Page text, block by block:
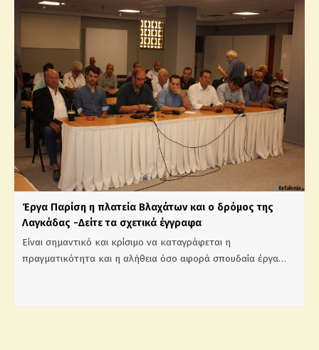
Έργα Παρίση η πλατεία Βλαχάτων και ο δρόμος της
Λαγκάδας -Δείτε τα σχετικά έγγραφα
Είναι σημαντικό και κρίσιμο να καταγράφεται η
πραγματικότητα και η αλήθεια όσο αφορά σπουδαία έργα…